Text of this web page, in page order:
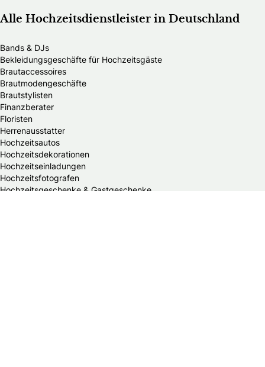
Alle Hochzeitsdienstleister in Deutschland
Bands & DJs
Bekleidungsgeschäfte für Hochzeitsgäste
Brautaccessoires
Brautmodengeschäfte
Brautstylisten
Finanzberater
Floristen
Herrenausstatter
Hochzeitsautos
Hochzeitsdekorationen
Hochzeitseinladungen
Hochzeitsfotografen
Hochzeitsgeschenke & Gastgeschenke